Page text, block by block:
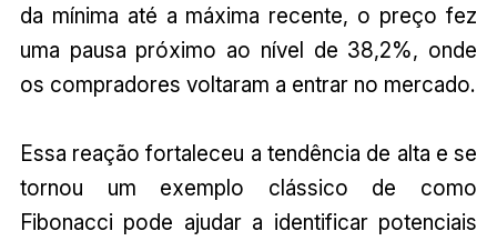
da mínima até a máxima recente, o preço fez
uma pausa próximo ao nível de 38,2%, onde
os compradores voltaram a entrar no mercado.
Essa reação fortaleceu a tendência de alta e se
tornou um exemplo clássico de como
Fibonacci pode ajudar a identificar potenciais